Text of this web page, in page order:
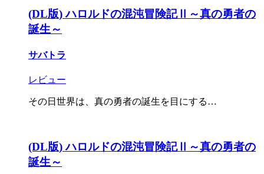
(DL版) ハロルドの混沌冒険記Ⅱ～真の勇者の
誕生～
サバトラ
レビュー
その日世界は、真の勇者の誕生を目にする…
(DL版) ハロルドの混沌冒険記Ⅱ～真の勇者の
誕生～